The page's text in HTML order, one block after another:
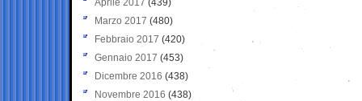
Aprile 2017 (439)
Marzo 2017 (480)
Febbraio 2017 (420)
Gennaio 2017 (453)
Dicembre 2016 (438)
Novembre 2016 (438)